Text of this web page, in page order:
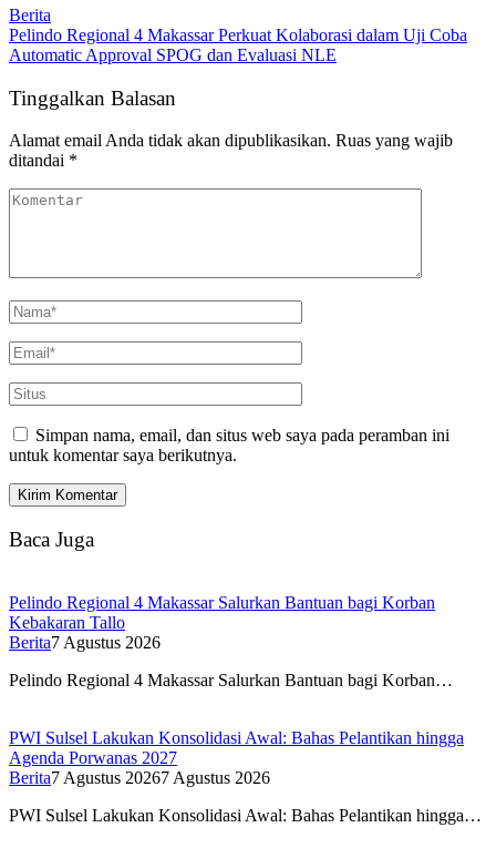
Berita
Pelindo Regional 4 Makassar Perkuat Kolaborasi dalam Uji Coba
Automatic Approval SPOG dan Evaluasi NLE
Tinggalkan Balasan
Alamat email Anda tidak akan dipublikasikan. Ruas yang wajib
ditandai *
Simpan nama, email, dan situs web saya pada peramban ini
untuk komentar saya berikutnya.
Baca Juga
Pelindo Regional 4 Makassar Salurkan Bantuan bagi Korban
Kebakaran Tallo
Berita7 Agustus 2026
Pelindo Regional 4 Makassar Salurkan Bantuan bagi Korban…
PWI Sulsel Lakukan Konsolidasi Awal: Bahas Pelantikan hingga
Agenda Porwanas 2027
Berita7 Agustus 20267 Agustus 2026
PWI Sulsel Lakukan Konsolidasi Awal: Bahas Pelantikan hingga…